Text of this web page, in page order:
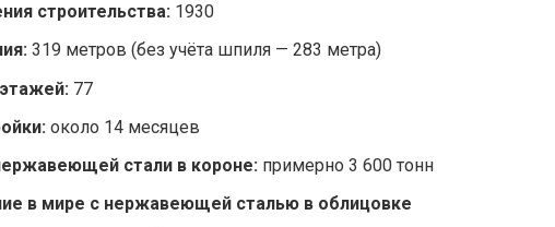
строительства: 1930
319 метров (без учёта шпиля — 283 метра)
77
около 14 месяцев
стали в короне: примерно 3 600 тонн
в мире с нержавеющей сталью в облицовке